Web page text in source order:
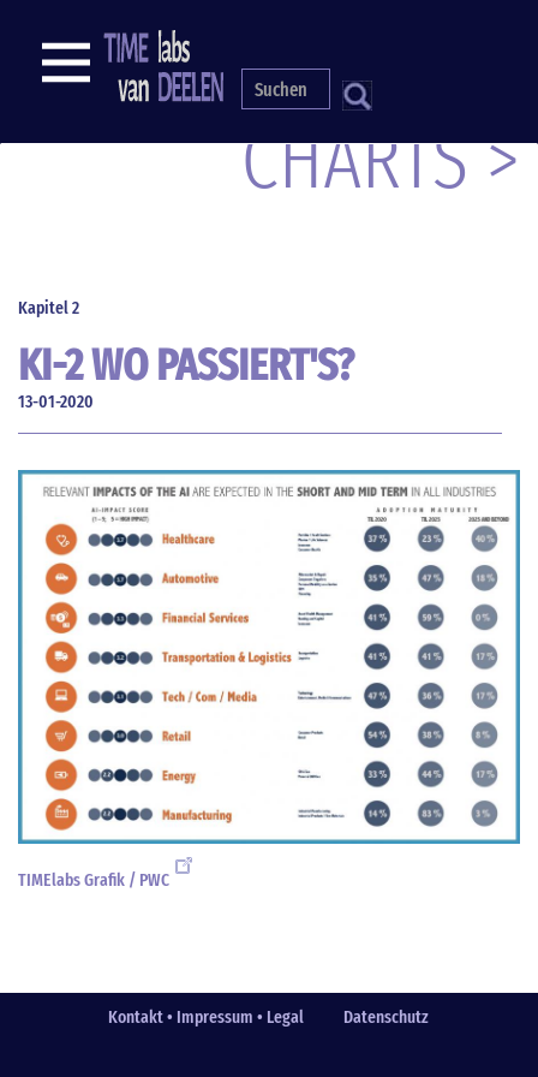
S
NAVIGATION
CHARTS >
Kapitel 2
KI-2 WO PASSIERT'S?
13-01-2020
TIMElabs Grafik / PWC
Fußzeile
Kontakt • Impressum • Legal Datenschutz